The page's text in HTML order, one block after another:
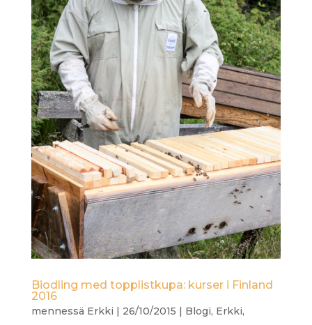
Biodling med topplistkupa: kurser i Finland
2016
mennessä Erkki | 26/10/2015 | Blogi, Erkki,